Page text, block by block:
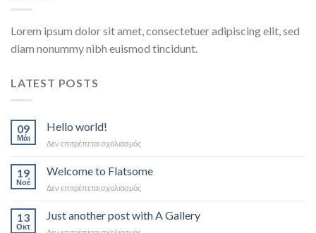
Lorem ipsum dolor sit amet, consectetuer adipiscing elit, sed
diam nonummy nibh euismod tincidunt.
LATEST POSTS
09
Μάι
Hello world!
Δεν επιτρέπεται σχολιασμόςστο
19
Νοέ
Welcome to Flatsome
Δεν επιτρέπεται σχολιασμόςστο
to
Flatsome
13
Οκτ
Just another post with A Gallery